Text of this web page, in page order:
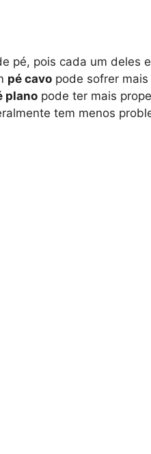
pé, pois cada um deles
pé cavo pode sofrer
plano pode ter mais
tem menos